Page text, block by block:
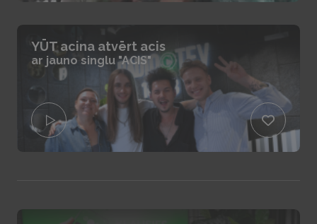
YŪT acina atvērt acis
ar jauno singlu "ACIS"